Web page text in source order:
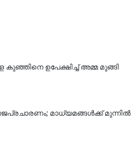
കുഞ്ഞിനെ ഉപേക്ഷിച്ച് അമ്മ മുങ്ങി
മാധ്യമങ്ങൾക്ക് മുന്നിൽ